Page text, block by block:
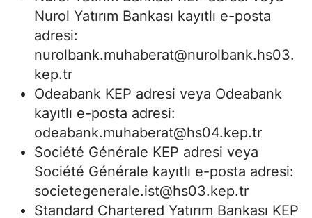
Nurol Yatırım Bankası kayıtlı e-posta
adresi:
nurolbank.muhaberat@nurolbank.hs03.
kep.tr
Odeabank KEP adresi veya Odeabank
kayıtlı e-posta adresi:
odeabank.muhaberat@hs04.kep.tr
Société Générale KEP adresi veya
Société Générale kayıtlı e-posta adresi:
societegenerale.ist@hs03.kep.tr
Standard Chartered Yatırım Bankası KEP